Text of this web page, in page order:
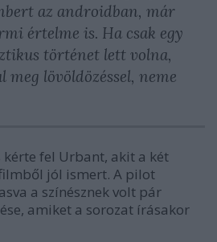
az androidban, már
értelme is. Ha csak egy
történet lett volna,
meg lövöldözéssel, neme
kérte fel Urbant, akit a két
jól ismert. A pilot
a színésznek volt pár
amiket a sorozat írásakor